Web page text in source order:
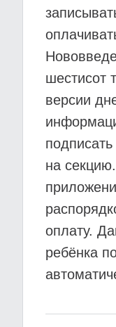
шестисот
версии
на
оплату.
ребёнка